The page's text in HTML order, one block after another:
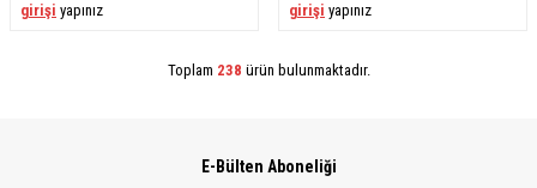
girişi yapınız
girişi yapınız
Toplam 238 ürün bulunmaktadır.
E-Bülten Aboneliği